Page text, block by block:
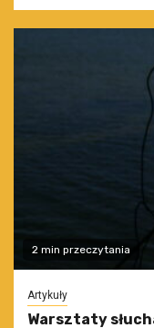
2 min przeczytania
Artykuły
Warsztaty